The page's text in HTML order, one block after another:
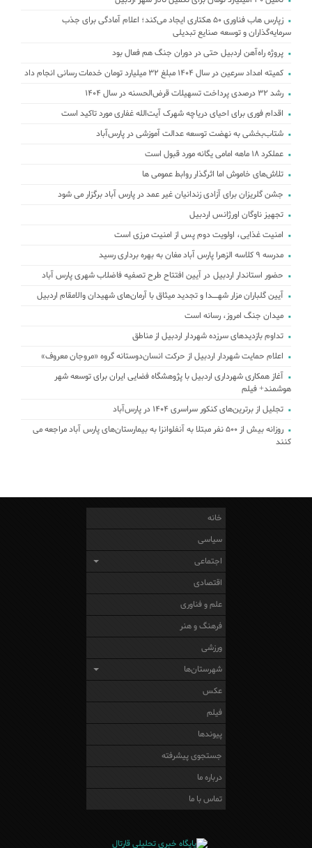
زپارس هاب فناوری ۵۰ هکتاری ایجاد می‌کند؛ اعلام آمادگی برای جذب
سرمایه‌گذاران و توسعه صنایع تبدیلی
پروژه راه‌آهن اردبیل حتی در دوران جنگ هم فعال بود
کمیته امداد سرعین در سال 1404 مبلغ 32 میلیارد تومان خدمات رسانی انجام داد
رشد ۳۲ درصدی پرداخت تسهیلات قرض‌الحسنه در سال ۱۴۰۴
اقدام فوری برای احیای دریاچه شهرک آیت‌الله غفاری مورد تاکید است
شتاب‌بخشی به نهضت توسعه عدالت آموزشی در پارس‌آباد
عملکرد ۱۸ ماهه امامی یگانه مورد قبول است
تلاش‌های خاموش اما اثرگذار روابط عمومی ها
جشن گلریزان برای آزادی زندانیان غیر عمد در پارس آباد برگزار می شود
تجهیز ناوگان اورژانس اردبیل
امنیت غذایی، اولویت دوم پس از امنیت مرزی است
مدرسه ۹ کلاسه الزهرا پارس آباد مغان به بهره برداری رسید
حضور استاندار اردبیل در آیین افتتاح طرح تصفیه فاضلاب شهری پارس آباد
آیین گلباران مزار شهــدا و تجدید میثاق با آرمان‌های شهیدان والامقام اردبیل
میدان جنگ امروز، رسانه است
تداوم بازدیدهای سرزده شهردار اردبیل از مناطق
اعلام حمایت شهردار اردبیل از حرکت انسان‌دوستانه گروه «مروجان معروف»
آغاز همکاری شهرداری اردبیل با پژوهشگاه فضایی ایران برای توسعه شهر
هوشمند+ فیلم
تجلیل از برترین‌های کنکور سراسری ۱۴۰۴ در پارس‌آباد
روزانه بیش از ۵۰۰ نفر مبتلا به آنفلوانزا به بیمارستان‌های پارس آباد مراجعه می
کنند
خانه
سیاسی
اجتماعی
اقتصادی
علم و فناوری
فرهنگ و هنر
ورزشی
شهرستان‌ها
عکس
فیلم
پیوندها
جستجوی پیشرفته
درباره ما
تماس با ما